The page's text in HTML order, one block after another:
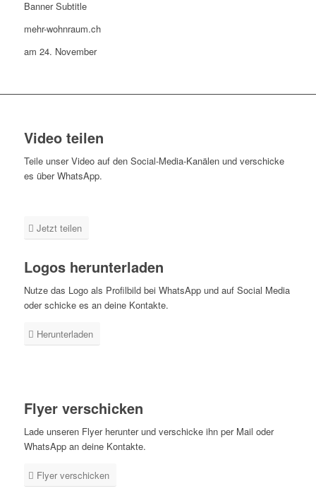
Banner Subtitle
mehr-wohnraum.ch
am 24. November
Video teilen
Teile unser Video auf den Social-Media-Kanälen und verschicke
es über WhatsApp.
Jetzt teilen
Logos herunterladen
Nutze das Logo als Profilbild bei WhatsApp und auf Social Media
oder schicke es an deine Kontakte.
Herunterladen
Flyer verschicken
Lade unseren Flyer herunter und verschicke ihn per Mail oder
WhatsApp an deine Kontakte.
Flyer verschicken